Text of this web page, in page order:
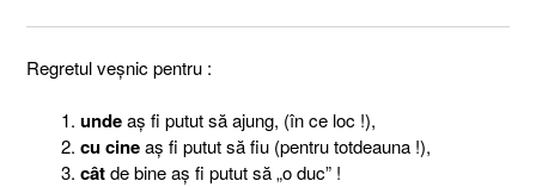
Regretul veşnic pentru :
undeaş fi putut să ajung, (în ce loc !),
cu cineaş fi putut să fiu (pentru totdeauna !),
câtde bine aş fi putut să „o duc” !